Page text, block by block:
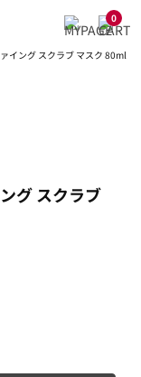
0
イング スクラブ マスク 80ml
グ スクラブ